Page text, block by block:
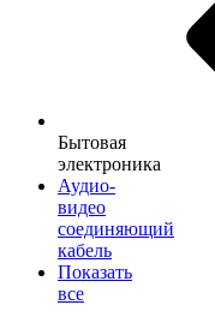
Бытовая
электроника
Аудио-
видео
соединяющий
кабель
Показать
все